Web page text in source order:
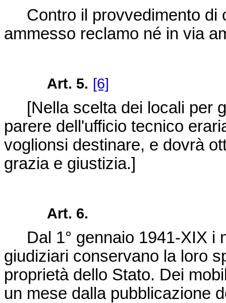
Contro il provvedimento di
ammesso reclamo né in via
Art. 5. [6]
[Nella scelta dei locali per
parere dell'ufficio tecnico
voglionsi destinare, e dovrà
grazia e giustizia.]
Art. 6.
Dal 1° gennaio 1941-XIX i
giudiziari conservano la loro
proprietà dello Stato. Dei
un mese dalla pubblicazione